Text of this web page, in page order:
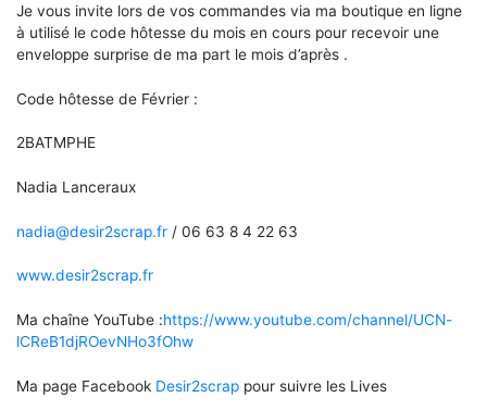
Je vous invite lors de vos commandes via ma boutique en ligne
à utilisé le code hôtesse du mois en cours pour recevoir une
enveloppe surprise de ma part le mois d’après .
Code hôtesse de Février :
2BATMPHE
Nadia Lanceraux
nadia@desir2scrap.fr / 06 63 8 4 22 63
www.desir2scrap.fr
Ma chaîne YouTube :https://www.youtube.com/channel/UCN-
lCReB1djROevNHo3fOhw
Ma page Facebook Desir2scrap pour suivre les Lives